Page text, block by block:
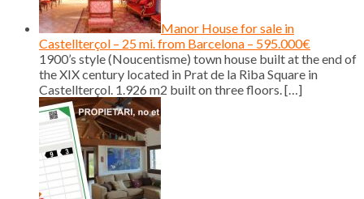
Manor House for sale in
Castellterçol – 25 mi. from Barcelona – 595.000€
1900’s style (Noucentisme) town house built at the end of
the XIX century located in Prat de la Riba Square in
Castellterçol. 1.926 m2 built on three floors.[…]